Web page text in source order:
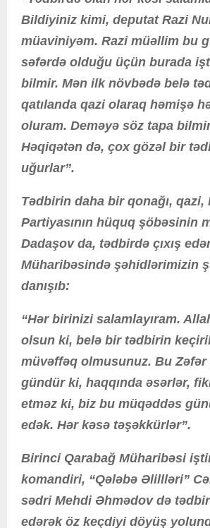
Bildiyiniz kimi, deputat Razi
müaviniyəm. Razi müəllim bu
səfərdə olduğu üçün burada
bilmir. Mən ilk növbədə belə
qatılanda qazi olaraq həmişə
oluram. Deməyə söz tapa
Həqiqətən də, çox gözəl bir
uğurlar”.
Tədbirin daha bir qonağı, qazi,
Partiyasının hüquq şöbəsinin
Dadaşov da, tədbirdə çıxış
Müharibəsində şəhidlərimizin
danışıb:
“Hər birinizi salamlayıram.
olsun ki, belə bir tədbirin
müvəffəq olmusunuz. Bu
gündür ki, haqqında əsərlər,
etməz ki, biz bu müqəddəs
edək. Hər kəsə təşəkkürlər”.
Birinci Qarabağ Müharibəsi
komandiri, “Qələbə Əlillləri”
sədri Mehdi Əhmədov də
edərək öz keçdiyi döyüş